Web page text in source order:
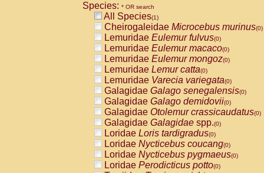
CebidaeCebus capucinus
CebidaeCebus nigrivittatus
CebidaeCebus spp.(0)
CebidaeSaimiri boliviensis(0)
CebidaeSaimiri sciureus(0)
AtelidaeAlouatta caraya(0)
AtelidaeAlouatta fusca(0)
AtelidaeAlouatta seniculus(0)
AtelidaeAlouattaspp.(0)
AtelidaeAteles belzebuth(0)
AtelidaeAteles geoffroyi(0)
AtelidaeAteles paniscus(0)
AtelidaeAtelesspp.(0)
AtelidaeLagothrix lagothricha(0)
AtelidaeLagothrix lagothricha cana
PitheciidaeCacajao calvus
Species: * OR search
All Species(1)
Cheirogaleidae Microcebus murinus(0)
Lemuridae Eulemur fulvus(0)
Lemuridae Eulemur macaco(0)
Lemuridae Eulemur mongoz(0)
Lemuridae Lemur catta(0)
Lemuridae Varecia variegata(0)
Galagidae Galago senegalensis(0)
Galagidae Galago demidovii(0)
Galagidae Otolemur crassicaudatus(0)
Galagidae Galagidae spp.(0)
Loridae Loris tardigradus(0)
Loridae Nycticebus coucang(0)
Loridae Nycticebus pygmaeus(0)
Loridae Perodicticus potto(0)